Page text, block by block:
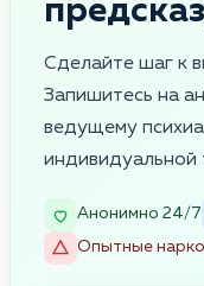
Сделайте шаг к
Запишитесь на
ведущему
индивидуальной
Анонимно 24/7
Опытные